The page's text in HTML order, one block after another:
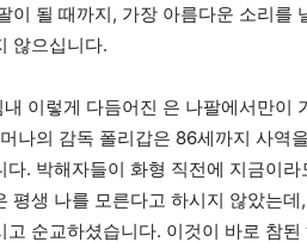
이 될 때까지, 가장 아름다운 소리를
않으십니다.
이렇게 다듬어진 은 나팔에서만이
나의 감독 폴리갑은 86세까지 사역
다. 박해자들이 화형 직전에 지금이
평생 나를 모른다고 하시지 않았는
고 순교하셨습니다. 이것이 바로 참